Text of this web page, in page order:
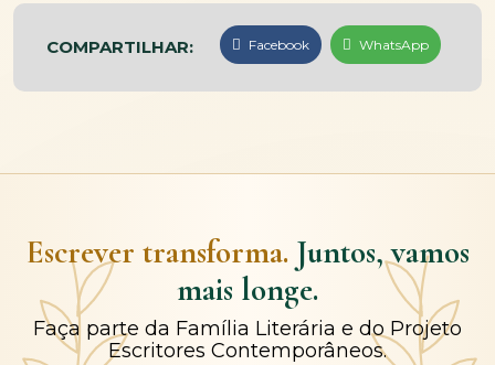
COMPARTILHAR: Facebook WhatsApp
Escrever transforma. Juntos, vamos
mais longe.
Faça parte da Família Literária e do Projeto
Escritores Contemporâneos.